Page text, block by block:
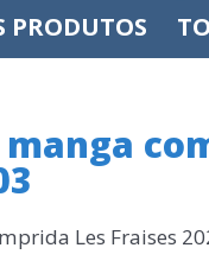
PRODUTOS
Les Fraises